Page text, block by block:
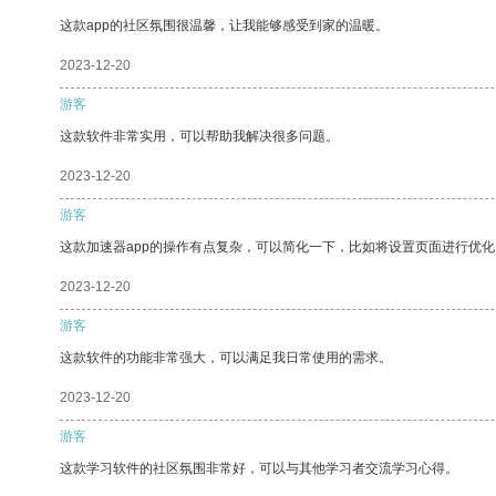
这款app的社区氛围很温馨，让我能够感受到家的温暖。
2023-12-20
游客
这款软件非常实用，可以帮助我解决很多问题。
2023-12-20
游客
这款加速器app的操作有点复杂，可以简化一下，比如将设置页面进行优
2023-12-20
游客
这款软件的功能非常强大，可以满足我日常使用的需求。
2023-12-20
游客
这款学习软件的社区氛围非常好，可以与其他学习者交流学习心得。